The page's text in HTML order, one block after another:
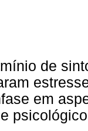
de
em